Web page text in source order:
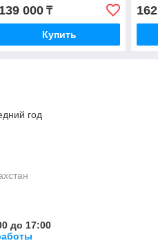
139 000₸
Купить
год
до 17:00